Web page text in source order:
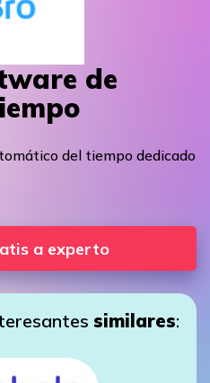
de
del tiempo dedicado
a experto
similares: